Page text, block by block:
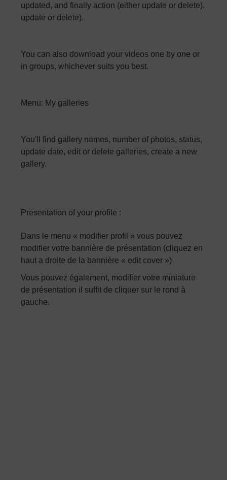
updated, and finally action (either update or delete).
update or delete).
You can also download your videos one by one or
in groups, whichever suits you best.
Menu: My galleries
You'll find gallery names, number of photos, status,
update date, edit or delete galleries, create a new
gallery.
Presentation of your profile :
Dans le menu « modifier profil » vous pouvez
modifier votre bannière de présentation (cliquez en
haut a droite de la bannière « edit cover »)
Vous pouvez également, modifier votre miniature
de présentation il suffit de cliquer sur le rond à
gauche.